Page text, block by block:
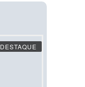
DESTAQUE